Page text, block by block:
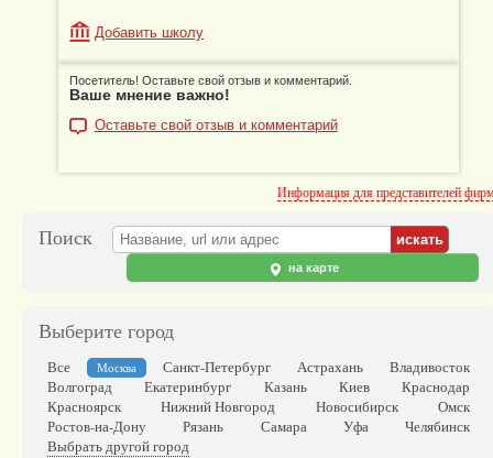
Добавить школу
Посетитель! Оставьте свой отзыв и комментарий.
Ваше мнение важно!
Оставьте свой отзыв и комментарий
Информация для представителей
Поиск
на карте
Выберите город
Все Москва Санкт-Петербург Астрахань
Владивосток
Волгоград
Екатеринбург Казань Киев
Краснодар
Красноярск
Нижний Новгород Новосибирск
Омск
Ростов-на-Дону
Рязань Самара Уфа
Челябинск
Выбрать другой город